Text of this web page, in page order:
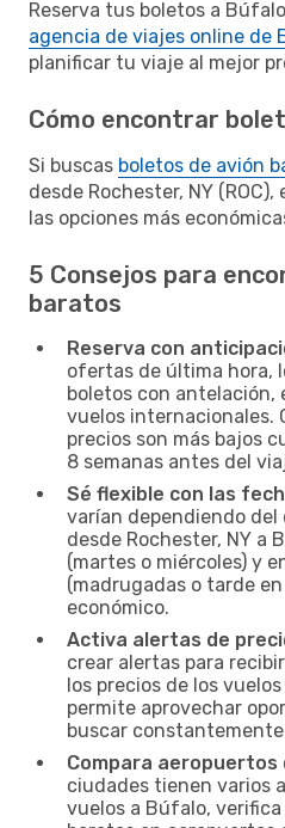
Reserva tus boletos a
agencia de viajes online de
planificar tu viaje al mejor
Cómo encontrar
Si buscas boletos de avión
desde Rochester, NY
las opciones más
5 Consejos para
baratos
Reserva con
ofertas de última hora,
boletos con antelación,
vuelos internacionales.
precios son más bajos
8 semanas antes del
Sé flexible con las
varían dependiendo del
desde Rochester, NY a
(martes o miércoles) y
(madrugadas o tarde
económico.
Activa alertas de
crear alertas para
los precios de los
permite aprovechar
buscar
Compara aeropuertos
ciudades tienen varios
vuelos a Búfalo,